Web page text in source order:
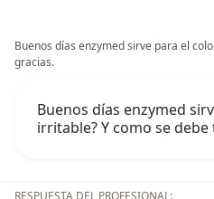
Buenos días enzymed sirve para el
gracias.
Buenos días enzymed
irritable? Y como se
RESPUESTA DEL PROFESIONAL: